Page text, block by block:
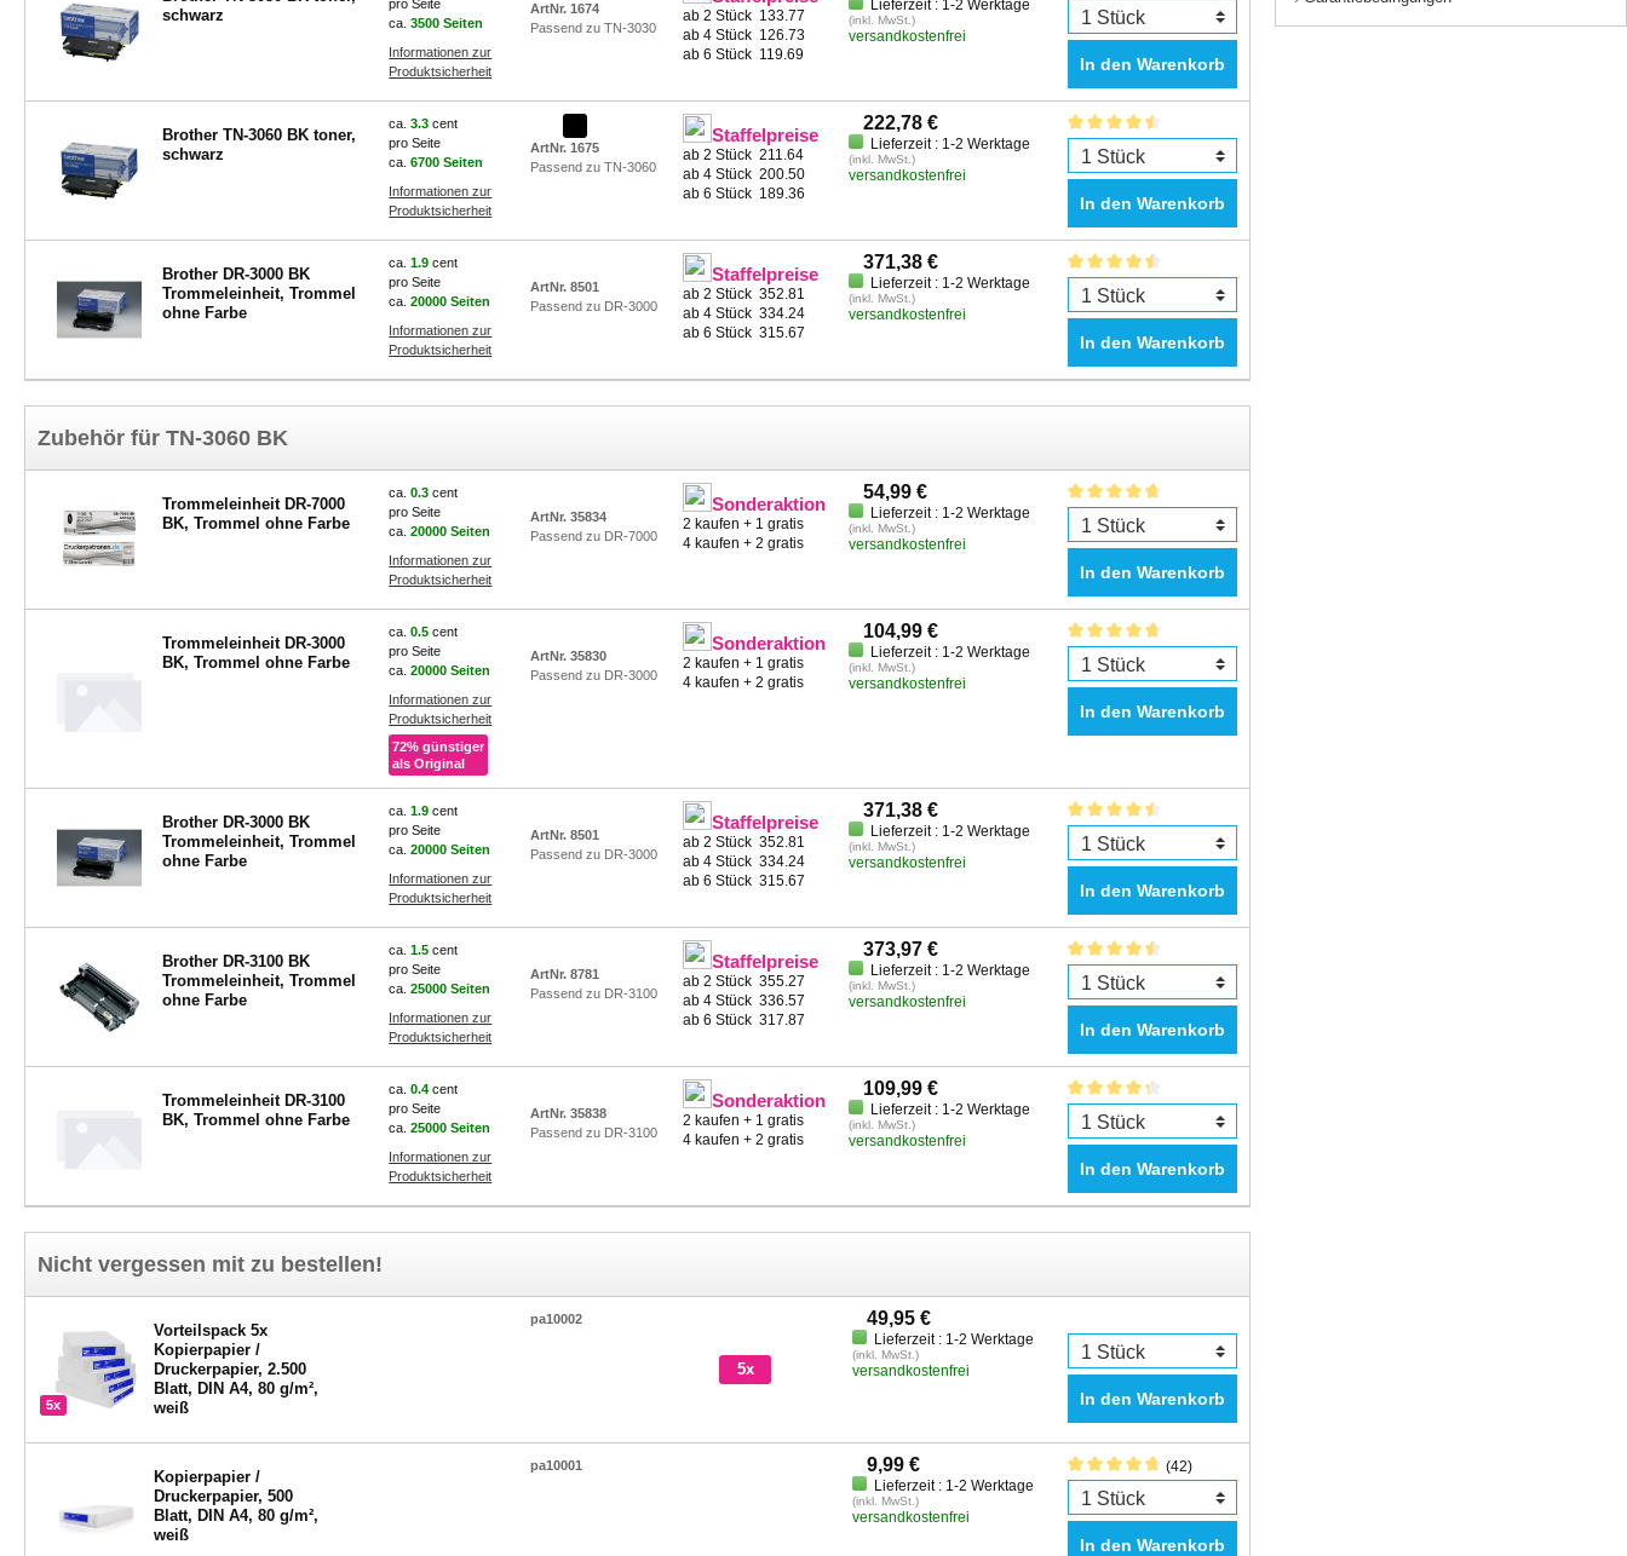
schwarz
pro Seite
ca.3500 Seiten
Informationen zur
Produktsicherheit
ArtNr. 1674
Passend zu TN-3030
ab 2 Stück 133.77
ab 4 Stück 126.73
ab 6 Stück 119.69
Lieferzeit : 1-2 Werktage
(inkl. MwSt.)
versandkostenfrei
In den Warenkorb
Brother TN-3060 BK toner,
schwarz
ca.3.3cent
pro Seite
ca.6700 Seiten
Informationen zur
Produktsicherheit
ArtNr. 1675
Passend zu TN-3060
Staffelpreise
ab 2 Stück211.64
ab 4 Stück200.50
ab 6 Stück 189.36
222,78 €
Lieferzeit : 1-2 Werktage
(inkl. MwSt.)
versandkostenfrei
In den Warenkorb
Brother DR-3000 BK
Trommeleinheit, Trommel
ohne Farbe
ca.1.9cent
pro Seite
ca.20000 Seiten
Informationen zur
Produktsicherheit
ArtNr. 8501
Passend zu DR-3000
Staffelpreise
ab 2 Stück352.81
ab 4 Stück334.24
ab 6 Stück315.67
371,38 €
Lieferzeit : 1-2 Werktage
(inkl. MwSt.)
versandkostenfrei
In den Warenkorb
Zubehör für TN-3060 BK
Trommeleinheit DR-7000
BK, Trommel ohne Farbe
ca.0.3cent
pro Seite
ca.20000 Seiten
Informationen zur
Produktsicherheit
ArtNr. 35834
Passend zu DR-7000
Sonderaktion
2 kaufen + 1 gratis
4 kaufen + 2 gratis
54,99 €
Lieferzeit : 1-2 Werktage
(inkl. MwSt.)
versandkostenfrei
In den Warenkorb
Trommeleinheit DR-3000
BK, Trommel ohne Farbe
ca.0.5cent
pro Seite
ca.20000 Seiten
Informationen zur
Produktsicherheit
72% günstiger
als Original
ArtNr. 35830
Passend zu DR-3000
Sonderaktion
2 kaufen + 1 gratis
4 kaufen + 2 gratis
104,99 €
Lieferzeit : 1-2 Werktage
(inkl. MwSt.)
versandkostenfrei
In den Warenkorb
Brother DR-3000 BK
Trommeleinheit, Trommel
ohne Farbe
ca.1.9cent
pro Seite
ca.20000 Seiten
Informationen zur
Produktsicherheit
ArtNr. 8501
Passend zu DR-3000
Staffelpreise
ab 2 Stück352.81
ab 4 Stück334.24
ab 6 Stück315.67
371,38 €
Lieferzeit : 1-2 Werktage
(inkl. MwSt.)
versandkostenfrei
In den Warenkorb
Brother DR-3100 BK
Trommeleinheit, Trommel
ohne Farbe
ca.1.5cent
pro Seite
ca.25000 Seiten
Informationen zur
Produktsicherheit
ArtNr. 8781
Passend zu DR-3100
Staffelpreise
ab 2 Stück355.27
ab 4 Stück336.57
ab 6 Stück317.87
373,97 €
Lieferzeit : 1-2 Werktage
(inkl. MwSt.)
versandkostenfrei
In den Warenkorb
Trommeleinheit DR-3100
BK, Trommel ohne Farbe
ca.0.4cent
pro Seite
ca.25000 Seiten
Informationen zur
Produktsicherheit
ArtNr. 35838
Passend zu DR-3100
Sonderaktion
2 kaufen + 1 gratis
4 kaufen + 2 gratis
109,99 €
Lieferzeit : 1-2 Werktage
(inkl. MwSt.)
versandkostenfrei
In den Warenkorb
Nicht vergessen mit zu bestellen!
5x
Vorteilspack 5x
Kopierpapier /
Druckerpapier, 2.500
Blatt, DIN A4, 80 g/m²,
weiß
pa10002
5x
49,95 €
Lieferzeit : 1-2 Werktage
(inkl. MwSt.)
versandkostenfrei
In den Warenkorb
Kopierpapier /
Druckerpapier, 500
Blatt, DIN A4, 80 g/m²,
weiß
pa10001 9,99 €
Lieferzeit : 1-2 Werktage
(inkl. MwSt.)
versandkostenfrei
(42)
In den Warenkorb